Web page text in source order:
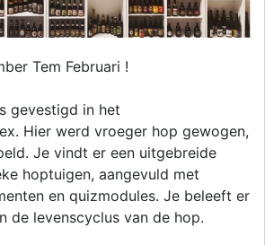
Tem Februari !
gevestigd in het
Hier werd vroeger hop gewogen,
Je vindt er een uitgebreide
hoptuigen, aangevuld met
en quizmodules. Je beleeft er
de levenscyclus van de hop.